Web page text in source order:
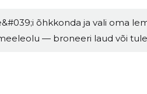
See on koht inimestele, kes
sotsialiseerimist,
õhkkonda ja vali oma
— broneeri laud või